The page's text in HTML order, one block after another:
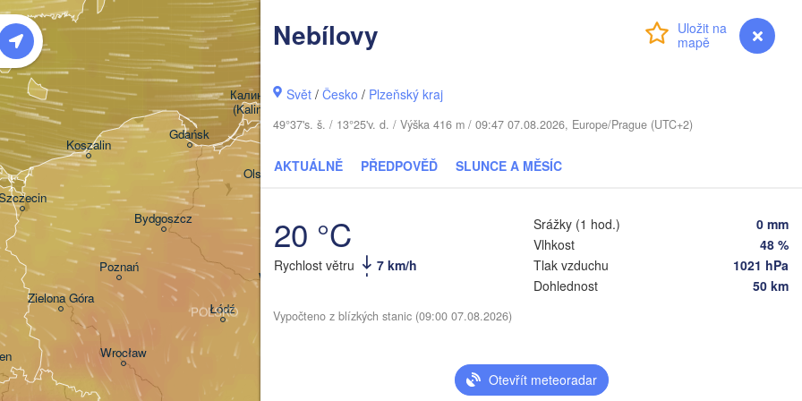
myVentusky Předpověď
Nebílovy
Svět /Česko / Plzeňský kraj
49°37's. š. / 13°25'v. d. / Výška 416 m / 09:47 07.08.2026, Europe/Prague (UTC+2)
AKTUÁLNĚ PŘEDPOVĚĎ SLUNCE A MĚSÍC
20 °C
Rychlost větru 7 km/h
Srážky (1 hod.)
0 mm
Vlhkost
48 %
Tlak vzduchu
1021 hPa
Dohlednost
50 km
Vypočteno z blízkých stanic (09:00 07.08.2026)
Otevřít meteoradar
Warszawa
Łódź
Wrocław
Poznań
Olsztyn
Koszalin
Klaipėda
Zielona Góra
Gdańsk
Калининград
(Kaliningrad)
Bydgoszcz
POLSKO
(Minsk)
(Babrujsk)
Житомир
Рівне
(Rivne)
Мазыр
Салігорск
(Salihorsk)
Гродна
Брэст